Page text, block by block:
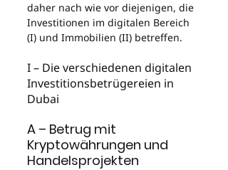
daher nach wie vor diejenigen, die
Investitionen im digitalen Bereich
(I) und Immobilien (II) betreffen.
I – Die verschiedenen digitalen
Investitionsbetrügereien in
Dubai
A – Betrug mit
Kryptowährungen und
Handelsprojekten